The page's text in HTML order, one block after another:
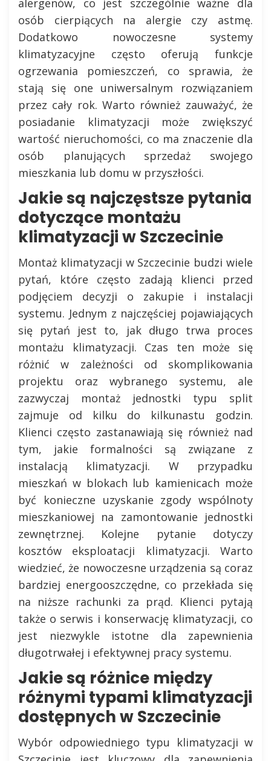
alergenów, co jest szczególnie ważne dla
osób cierpiących na alergie czy astmę.
Dodatkowo nowoczesne systemy
klimatyzacyjne często oferują funkcje
ogrzewania pomieszczeń, co sprawia, że
stają się one uniwersalnym rozwiązaniem
przez cały rok. Warto również zauważyć, że
posiadanie klimatyzacji może zwiększyć
wartość nieruchomości, co ma znaczenie dla
osób planujących sprzedaż swojego
mieszkania lub domu w przyszłości.
Jakie są najczęstsze pytania
dotyczące montażu
klimatyzacji w Szczecinie
Montaż klimatyzacji w Szczecinie budzi wiele
pytań, które często zadają klienci przed
podjęciem decyzji o zakupie i instalacji
systemu. Jednym z najczęściej pojawiających
się pytań jest to, jak długo trwa proces
montażu klimatyzacji. Czas ten może się
różnić w zależności od skomplikowania
projektu oraz wybranego systemu, ale
zazwyczaj montaż jednostki typu split
zajmuje od kilku do kilkunastu godzin.
Klienci często zastanawiają się również nad
tym, jakie formalności są związane z
instalacją klimatyzacji. W przypadku
mieszkań w blokach lub kamienicach może
być konieczne uzyskanie zgody wspólnoty
mieszkaniowej na zamontowanie jednostki
zewnętrznej. Kolejne pytanie dotyczy
kosztów eksploatacji klimatyzacji. Warto
wiedzieć, że nowoczesne urządzenia są coraz
bardziej energooszczędne, co przekłada się
na niższe rachunki za prąd. Klienci pytają
także o serwis i konserwację klimatyzacji, co
jest niezwykle istotne dla zapewnienia
długotrwałej i efektywnej pracy systemu.
Jakie są różnice między
różnymi typami klimatyzacji
dostępnych w Szczecinie
Wybór odpowiedniego typu klimatyzacji w